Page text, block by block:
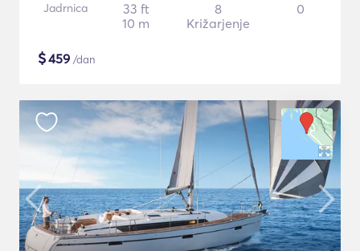
Jadrnica
33 ft
10 m
8
Križarjenje
0
$459 /dan